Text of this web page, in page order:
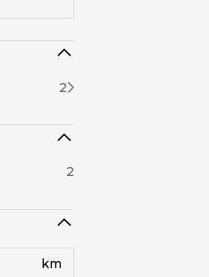
2
2
km